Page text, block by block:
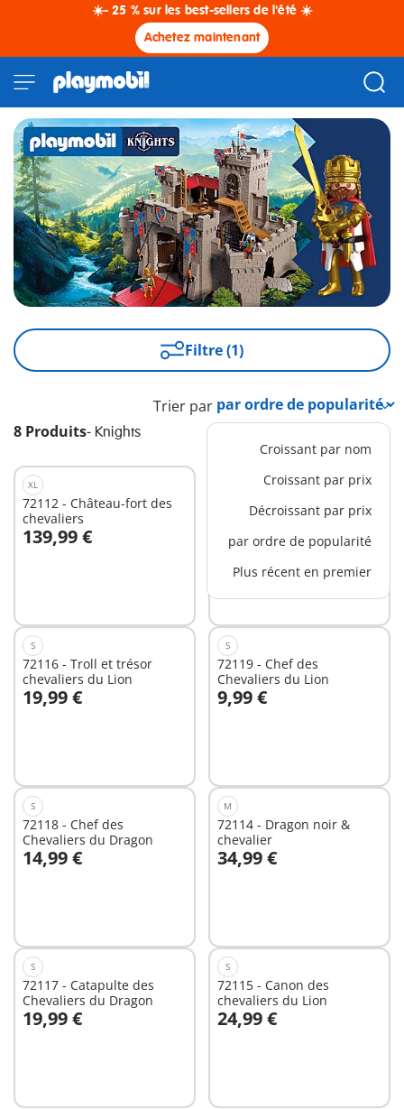
☀️- 25 % sur les best-sellers de l'été ☀️
Achetez maintenant
Filtre (1)
8 Produits- Knights
Trier par
Croissant par nom
Croissant par prix
Décroissant par prix
par ordre de popularité
Plus récent en premier
XL
72112 - Château-fort des
chevaliers
139,99 €
Au panier
72113 - Tour des
chevaliers du Dragon
89,99 €
Au panier
S
72116 - Troll et trésor
chevaliers du Lion
19,99 €
Au panier
S
72119 - Chef des
Chevaliers du Lion
9,99 €
Au panier
S
72118 - Chef des
Chevaliers du Dragon
14,99 €
Au panier
M
72114 - Dragon noir &
chevalier
34,99 €
Au panier
S
72117 - Catapulte des
Chevaliers du Dragon
19,99 €
Au panier
S
72115 - Canon des
chevaliers du Lion
24,99 €